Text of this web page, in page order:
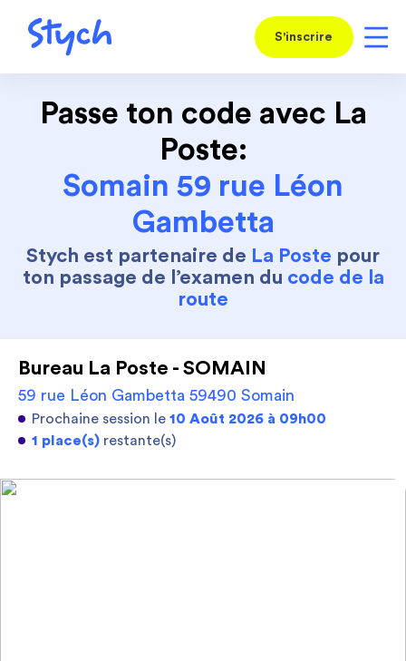
S'inscrire
Passe ton code avec La
Poste:
Somain 59 rue Léon
Gambetta
Stych est partenaire de La Poste pour
ton passage de l’examen du code de la
route
Bureau La Poste - SOMAIN
59 rue Léon Gambetta 59490 Somain
Prochaine session le 10 Août 2026 à 09h00
1 place(s) restante(s)